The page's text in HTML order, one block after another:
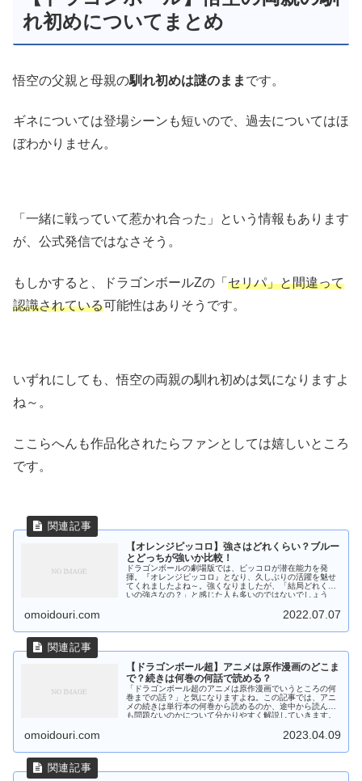
れ初めについてまとめ
悟空の父親と母親の馴れ初めは謎のまま です。
ギネについては登場シーンも短いので、過去についてはほ
ぼわかりません。
「一緒に戦っていて惹かれ合った」という情報もあります
が、公式発信ではなさそう。
もしかすると、ドラゴンボールZの「 セリパ」と間違って
認識されている可能性はありそうです。
いずれにしても、悟空の両親の馴れ初めは気になりますよ
ね～。
ここらへんも作品化されたらファンとしては嬉しいところ
です。
【オレンジピッコロ】強さはどれくらい？ブルー
とどっちが強いか比較！
ドラゴンボールの劇場版では、ピッコロが潜在能力を発
揮。『オレンジピッコロ』となり、久しぶりの活躍を魅せ
てくれましたよね～。強くなりましたが、「結局どれくら
いの強さなの？」と感じた人も多いのではないでしょう
omoidouri.com 2022.07.07
【ドラゴンボール超】アニメは原作漫画のどこま
で？続きは何巻の何話で読める？
「ドラゴンボール超のアニメは原作漫画でいうところの何
巻までの話？」と気になりますよね。この記事では、アニ
メの続きは単行本の何巻から読めるのか、途中から読んで
も問題ないのかについて分かりやすく解説していきます。
omoidouri.com 2023.04.09